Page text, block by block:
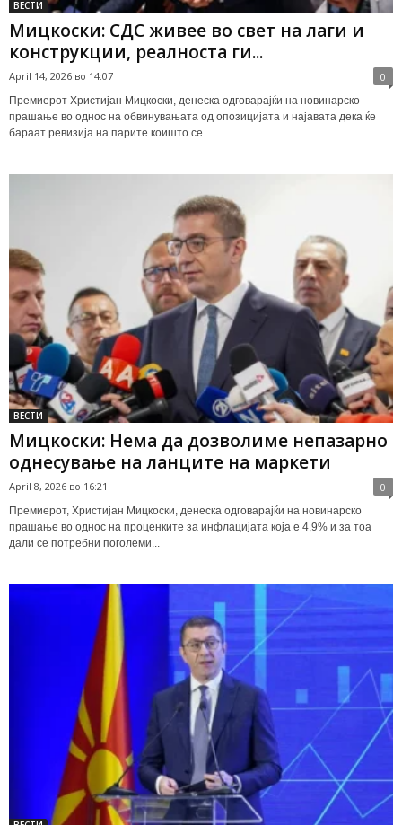
ВЕСТИ
Мицкоски: СДС живее во свет на лаги и
конструкции, реалноста ги...
April 14, 2026 во 14:07 0
Премиерот Христијан Мицкоски, денеска одговарајќи на новинарско
прашање во однос на обвинувањата од опозицијата и најавата дека ќе
бараат ревизија на парите коишто се...
ВЕСТИ
Мицкоски: Нема да дозволиме непазарно
однесување на ланците на маркети
April 8, 2026 во 16:21 0
Премиерот, Христијан Мицкоски, денеска одговарајќи на новинарско
прашање во однос на проценките за инфлацијата која е 4,9% и за тоа
дали се потребни поголеми...